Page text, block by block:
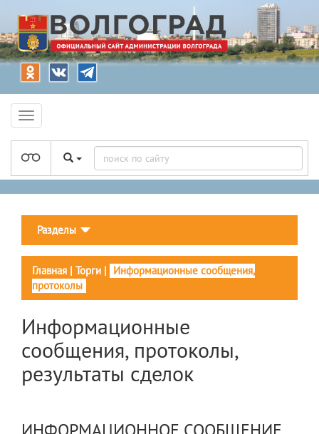
Разделы
Главная | Торги | Информационные сообщения,
протоколы
Информационные
сообщения, протоколы,
результаты сделок